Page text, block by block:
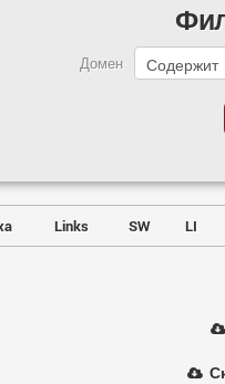
Домен
Links SW LI